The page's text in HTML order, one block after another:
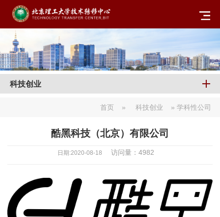
科技创业
首页 » 科技创业 » 学科性公司
酷黑科技（北京）有限公司
日期:2020-08-18 访问量： 4982